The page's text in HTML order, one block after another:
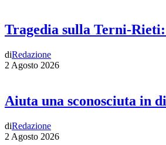
Tragedia sulla Terni-
diRedazione
2 Agosto 2026
Aiuta una sconosciuta in
diRedazione
2 Agosto 2026